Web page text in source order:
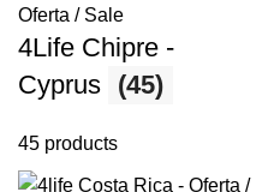
4Life Chipre -
Cyprus (45)
45 products